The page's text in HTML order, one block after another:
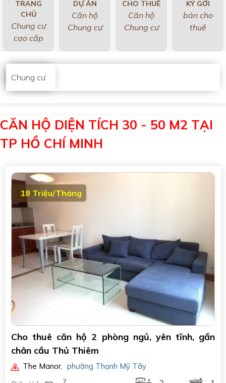
TRANG
CHỦ
Chung cư
cao cấp
DỰ ÁN
Căn hộ
Chung cư
CHO THUÊ
Căn hộ
Chung cư
KÝ GỞI
bán cho
thuê
Chung cư
CĂN HỘ DIỆN TÍCH 30 - 50 M2 TẠI
TP HỒ CHÍ MINH
18 Triệu/Tháng
Cho thuê căn hộ 2 phòng ngủ, yên tĩnh, gần
chân cầu Thủ Thiêm
The Manor
phường Thạnh Mỹ Tây
2